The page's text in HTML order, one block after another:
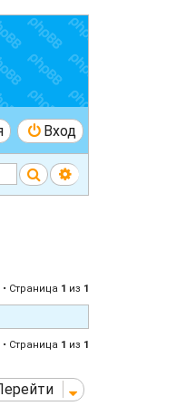
Вход
ПоискРасширенный
Страница 1 из 1
Страница 1 из 1